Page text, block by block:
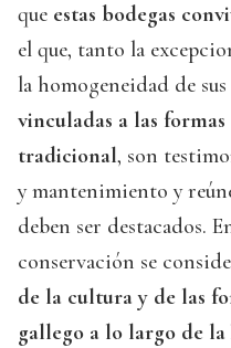
que estas bodegas
el que, tanto la
la homogeneidad de
vinculadas a las
tradicional, son
y mantenimiento y
deben ser destacados.
conservación se
de la cultura y de las
gallego a lo largo de